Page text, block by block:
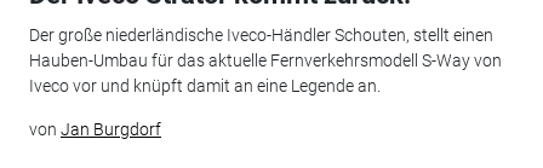
Der große niederländische Iveco-Händler Schouten, stellt einen
Hauben-Umbau für das aktuelle Fernverkehrsmodell S-Way von
Iveco vor und knüpft damit an eine Legende an.
von Jan Burgdorf